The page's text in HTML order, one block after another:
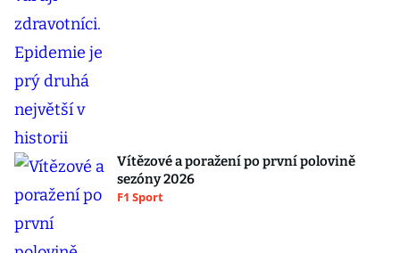
Vítězové a poražení po první polovině
sezóny 2026
F1 Sport